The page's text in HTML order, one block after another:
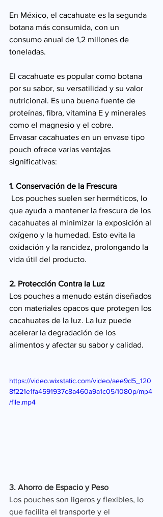
En México, el cacahuate es la segunda
botana más consumida, con un
consumo anual de 1,2 millones de
toneladas.
El cacahuate es popular como botana
por su sabor, su versatilidad y su valor
nutricional. Es una buena fuente de
proteínas, fibra, vitamina E y minerales
como el magnesio y el cobre.
Envasar cacahuates en un envase tipo
pouch ofrece varias ventajas
significativas:
1. Conservación de la Frescura
que ayuda a mantener la frescura de los
cacahuates al minimizar la exposición al
oxígeno y la humedad. Esto evita la
oxidación y la rancidez, prolongando la
vida útil del producto.
2. Protección Contra la Luz
Los pouches a menudo están diseñados
con materiales opacos que protegen los
cacahuates de la luz. La luz puede
acelerar la degradación de los
alimentos y afectar su sabor y calidad.
https://video.wixstatic.com/video/aee9d5_120
8f221e1fa4591937c8a460a9a1c05/1080p/mp4
/file.mp4
3. Ahorro de Espacio y Peso
Los pouches son ligeros y flexibles, lo
que facilita el transporte y el